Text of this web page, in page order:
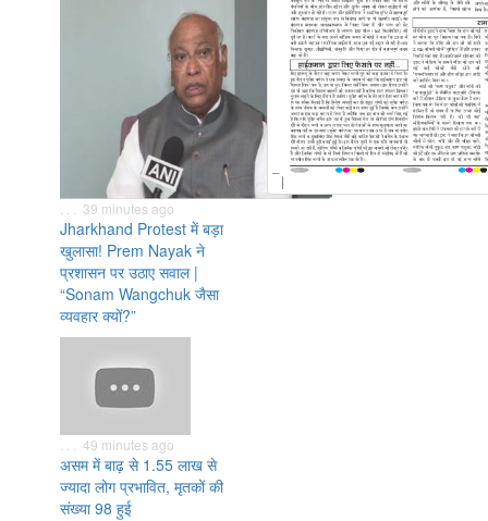
. . . 39 minutes ago
Jharkhand Protest में बड़ा
खुलासा! Prem Nayak ने
प्रशासन पर उठाए सवाल |
“Sonam Wangchuk जैसा
व्यवहार क्यों?”
. . . 49 minutes ago
असम में बाढ़ से 1.55 लाख से
ज्यादा लोग प्रभावित, मृतकों की
संख्या 98 हुई